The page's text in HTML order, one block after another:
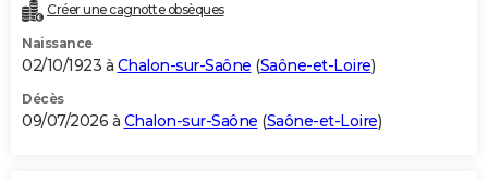
Destinations
City break
Voyage nature
Voyage de noces
Forum
Climat
+PHOTO
GUIDES D'ACHAT
BONS PLANS
Créer une cagnotte obsèques
Naissance
02/10/1923 à Chalon-sur-Saône (Saône-et-Loire)
Décès
09/07/2026 à Chalon-sur-Saône (Saône-et-Loire)